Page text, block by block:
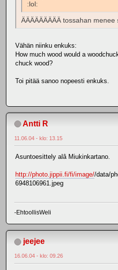
:lol:
ÄÄÄÄÄÄÄÄÄ tossahan menee
Vähän niinku enkuks:
How much wood would a
chuck wood?
Toi pitää sanoo nopeesti enkuks.
Antti R
11.06.04 - klo: 13.15
Asuntoesittely alâ Miukinkartano.
http://photo.jippii.fi/fi/image//data/
6948106961.jpeg
-EhtoollisWeli
jeejee
16.06.04 - klo: 09.26